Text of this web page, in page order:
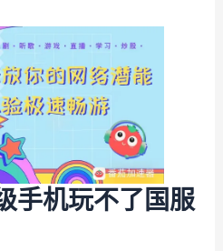
手机玩不了国服